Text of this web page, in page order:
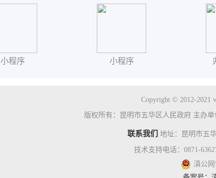
小程序 小程序
Copyright © 2012-2021
版权所有：昆明市五华区人民政府 主办
联系我们 地址：昆明市五
技术支持电话：0871-
滇公网